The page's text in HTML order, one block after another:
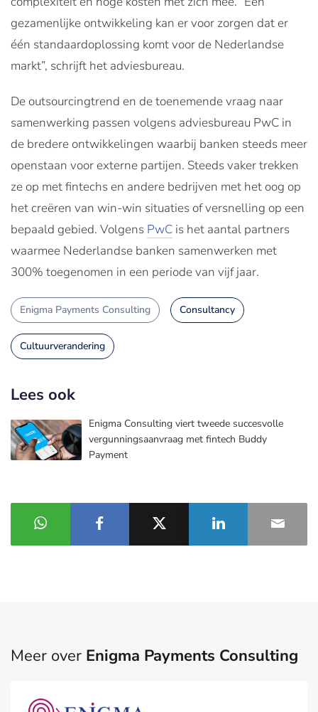
gezamenlijke ontwikkeling kan er voor zorgen dat er
één standaardoplossing komt voor de Nederlandse
markt”, schrijft het adviesbureau.
De outsourcingtrend en de toenemende vraag naar
samenwerking passen volgens adviesbureau PwC in
de bredere ontwikkelingen waarbij banken steeds meer
openstaan voor externe partijen. Steeds vaker trekken
ze op met fintechs en andere bedrijven met het oog op
het creëren van win-win situaties of versnelling op een
bepaald gebied. Volgens PwC is het aantal partners
waarmee Nederlandse banken samenwerken met
300% toegenomen in een periode van vijf jaar.
Enigma Payments Consulting Consultancy
Cultuurverandering
Lees ook
Enigma Consulting viert tweede succesvolle
vergunningsaanvraag met fintech Buddy
Payment
Meer over Enigma Payments Consulting